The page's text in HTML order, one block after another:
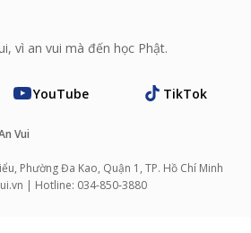
vì an vui mà đến học Phật.
YouTube TikTok
Vui
Phường Đa Kao, Quận 1, TP. Hồ Chí Minh
| Hotline: 034‑850‑3880